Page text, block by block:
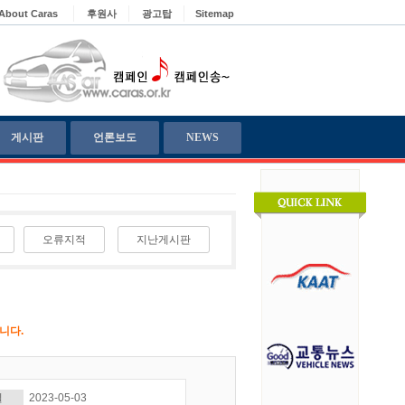
Caras 후원사 광고탑 Sitemap
게시판 언론보도 NEWS
오류지적 지난게시판
다.
2023-05-03